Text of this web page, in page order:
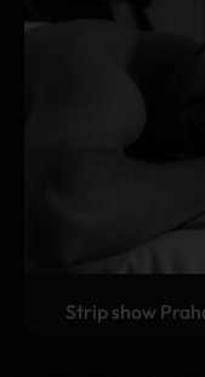
Strip show